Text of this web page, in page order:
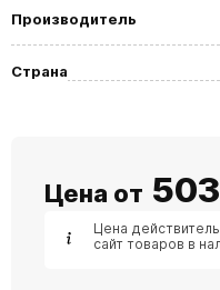
Производитель
Страна
Цена от 503
Цена
сайт товаров в